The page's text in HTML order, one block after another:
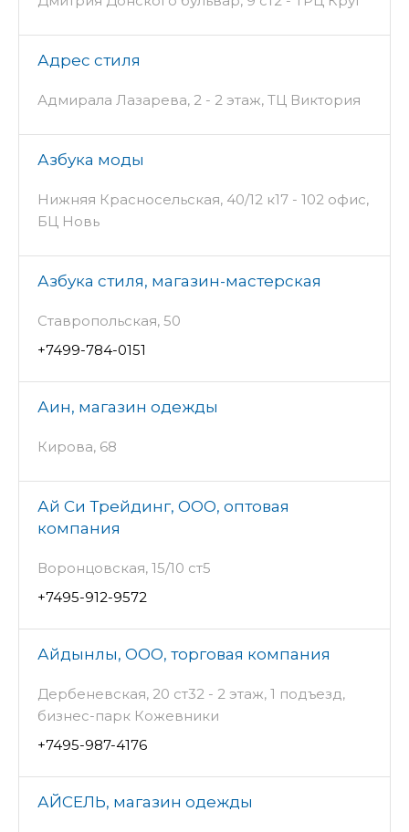
Адрес стиля
Адмирала Лазарева, 2 - 2 этаж, ТЦ Виктория
Азбука моды
Нижняя Красносельская, 40/12 к17 - 102 офис,
БЦ Новь
Азбука стиля, магазин-мастерская
Ставропольская, 50
+7499-784-0151
Аин, магазин одежды
Кирова, 68
Ай Си Трейдинг, ООО, оптовая
компания
Воронцовская, 15/10 ст5
+7495-912-9572
Айдынлы, ООО, торговая компания
Дербеневская, 20 ст32 - 2 этаж, 1 подъезд,
бизнес-парк Кожевники
+7495-987-4176
АЙСЕЛЬ, магазин одежды